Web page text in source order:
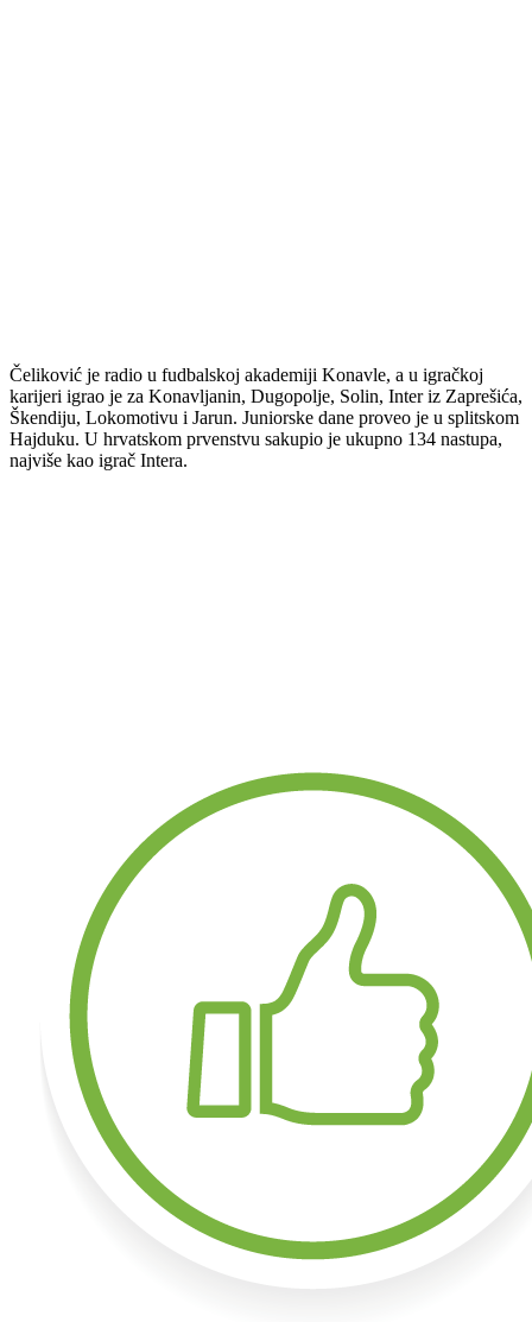
Čeliković je radio u fudbalskoj akademiji Konavle, a u igračkoj
karijeri igrao je za Konavljanin, Dugopolje, Solin, Inter iz Zaprešića,
Škendiju, Lokomotivu i Jarun. Juniorske dane proveo je u splitskom
Hajduku. U hrvatskom prvenstvu sakupio je ukupno 134 nastupa,
najviše kao igrač Intera.